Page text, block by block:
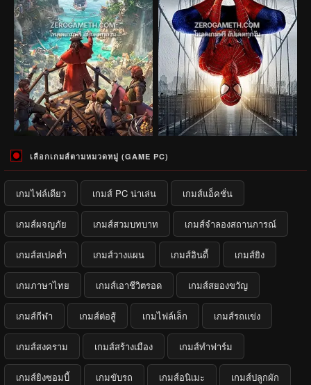
เลือกเกมส์ตามหมวดหมู่ (GAME PC)
เกมไฟล์เดียว เกมส์ PC น่าเล่น เกมส์แอ็คชั่น
เกมส์ผจญภัย เกมส์สวมบทบาท เกมส์จำลองสถานการณ์
เกมส์สเปคต่ำ เกมส์วางแผน เกมส์อินดี้ เกมส์ยิง
เกมภาษาไทย เกมส์เอาชีวิตรอด เกมส์สยองขวัญ
เกมส์กีฬา เกมส์ต่อสู้ เกมไฟล์เล็ก เกมส์รถแข่ง
เกมส์สงคราม เกมส์สร้างเมือง เกมส์ทำฟาร์ม
เกมส์ยิงซอมบี้ เกมขับรถ เกมส์อนิเมะ เกมส์ปลูกผัก